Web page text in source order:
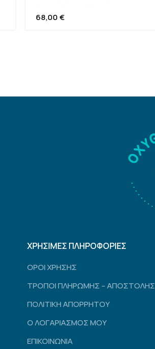
68,00€
ΧΡΗΣΙΜΕΣ ΠΛΗΡΟΦΟΡΙΕΣ
ΟΡΟΙ ΧΡΗΣΗΣ
ΤΡΟΠΟΙ ΠΛΗΡΩΜΗΣ – ΑΠΟΣΤΟΛΗΣ
ΠΟΛΙΤΙΚΗ ΑΠΟΡΡΗΤΟΥ
Ο ΛΟΓΑΡΙΑΣΜΟΣ ΜΟΥ
ΕΠΙΚΟΙΝΩΝΙΑ